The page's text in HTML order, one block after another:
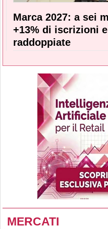
Marca 2027: a sei
+13% di iscrizioni
raddoppiate
MERCATI